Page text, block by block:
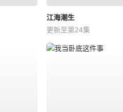
江海潮生
更新至第24集